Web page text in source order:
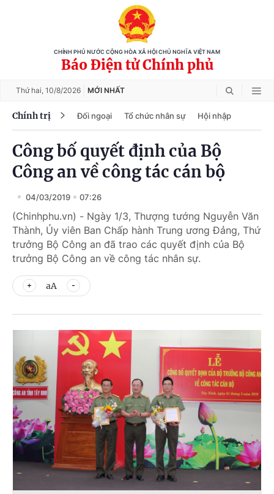
CHÍNH PHỦ NƯỚC CỘNG HÒA XÃ HỘI CHỦ NGHĨA VIỆT NAM
Báo Điện tử Chính phủ
Thứ hai, 10/8/2026 MỚI NHẤT
Chính trị Đối ngoại Tổ chức nhân sự Hội nhập
Công bố quyết định của Bộ
Công an về công tác cán bộ
04/03/2019 07:26
(Chinhphu.vn) - Ngày 1/3, Thượng tướng Nguyễn Văn
Thành, Ủy viên Ban Chấp hành Trung ương Đảng, Thứ
trưởng Bộ Công an đã trao các quyết định của Bộ
trưởng Bộ Công an về công tác nhân sự.
aA